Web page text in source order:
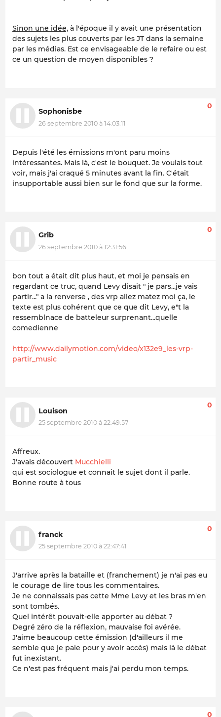
Sinon une idée, à l'époque il y avait une présentation
des sujets les plus couverts par les JT dans la semaine
par les médias. Est ce envisageable de le refaire ou est
ce un question de moyen disponibles ?
Sophonisbe
26 septembre 2010 à 14:03:11
0
Depuis l'été les émissions m'ont paru moins
intéressantes. Mais là, c'est le bouquet. Je voulais tout
voir, mais j'ai craqué 5 minutes avant la fin. C'était
insupportable aussi bien sur le fond que sur la forme.
Grib
26 septembre 2010 à 12:31:56
0
bon tout a était dit plus haut, et moi je pensais en
regardant ce truc, quand Levy disait " je pars...je vais
partir..." a la renverse , des vrp allez matez moi ça, le
texte est plus cohérent que ce que dit Levy, e"t la
ressemblnace de batteleur surprenant...quelle
comedienne
http://www.dailymotion.com/video/x132e9_les-vrp-
partir_music
Louison
25 septembre 2010 à 22:49:57
0
Affreux.
J'avais découvert Mucchielli
qui est sociologue et connait le sujet dont il parle.
Bonne route à tous
franck
25 septembre 2010 à 22:47:41
0
J'arrive après la bataille et (franchement) je n'ai pas eu
le courage de lire tous les commentaires.
Je ne connaissais pas cette Mme Levy et les bras m'en
sont tombés.
Quel intérêt pouvait-elle apporter au débat ?
Degré zéro de la réflexion, mauvaise foi avérée.
J'aime beaucoup cette émission (d'ailleurs il me
semble que je paie pour y avoir accès) mais là le débat
fut inexistant.
Ce n'est pas fréquent mais j'ai perdu mon temps.
0